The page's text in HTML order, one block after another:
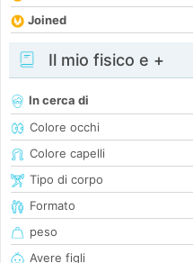
Joined
Il mio fisico e +
In cerca di
Colore occhi
Colore capelli
Tipo di corpo
Formato
peso
Avere figli